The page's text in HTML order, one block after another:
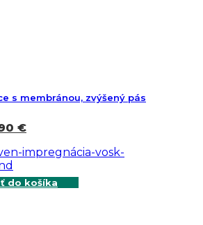
s membránou, zvýšený pás
€.
€Aktuálna
je:
do košíka